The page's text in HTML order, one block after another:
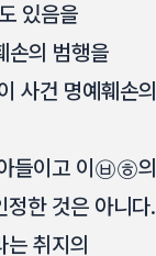
있음을
손의 범행을
사건 명예훼손의
들이고 이㉥㉭의
정한 것은 아니다.
취지의